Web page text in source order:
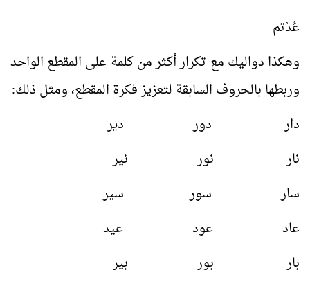
عُدْتم
وهكذا دواليك مع تكرار أكثر من كلمة على المقطع الواحد
وربطها بالحروف السابقة لتعزيز فكرة المقطع، ومثل ذلك:
دار دور دير
نار نور نير
سار سور سير
عاد عود عيد
بار بور بير